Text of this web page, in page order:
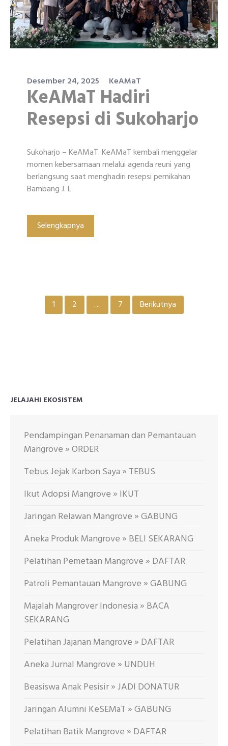
Desember 24, 2025 KeAMaT
KeAMaT Hadiri
Resepsi di Sukoharjo
Sukoharjo – KeAMaT. KeAMaT kembali menggelar
momen kebersamaan melalui agenda reuni yang
berlangsung saat menghadiri resepsi pernikahan
Bambang J. L
Selengkapnya
Paginasi1 2 … 7 Berikutnya
JELAJAHI EKOSISTEM
Pendampingan Penanaman dan Pemantauan
Mangrove » ORDER
Tebus Jejak Karbon Saya » TEBUS
Ikut Adopsi Mangrove » IKUT
Jaringan Relawan Mangrove » GABUNG
Aneka Produk Mangrove » BELI SEKARANG
Pelatihan Pemetaan Mangrove » DAFTAR
Patroli Pemantauan Mangrove » GABUNG
Majalah Mangrover Indonesia » BACA
SEKARANG
Pelatihan Jajanan Mangrove » DAFTAR
Aneka Jurnal Mangrove » UNDUH
Beasiswa Anak Pesisir » JADI DONATUR
Jaringan Alumni KeSEMaT » GABUNG
Pelatihan Batik Mangrove » DAFTAR